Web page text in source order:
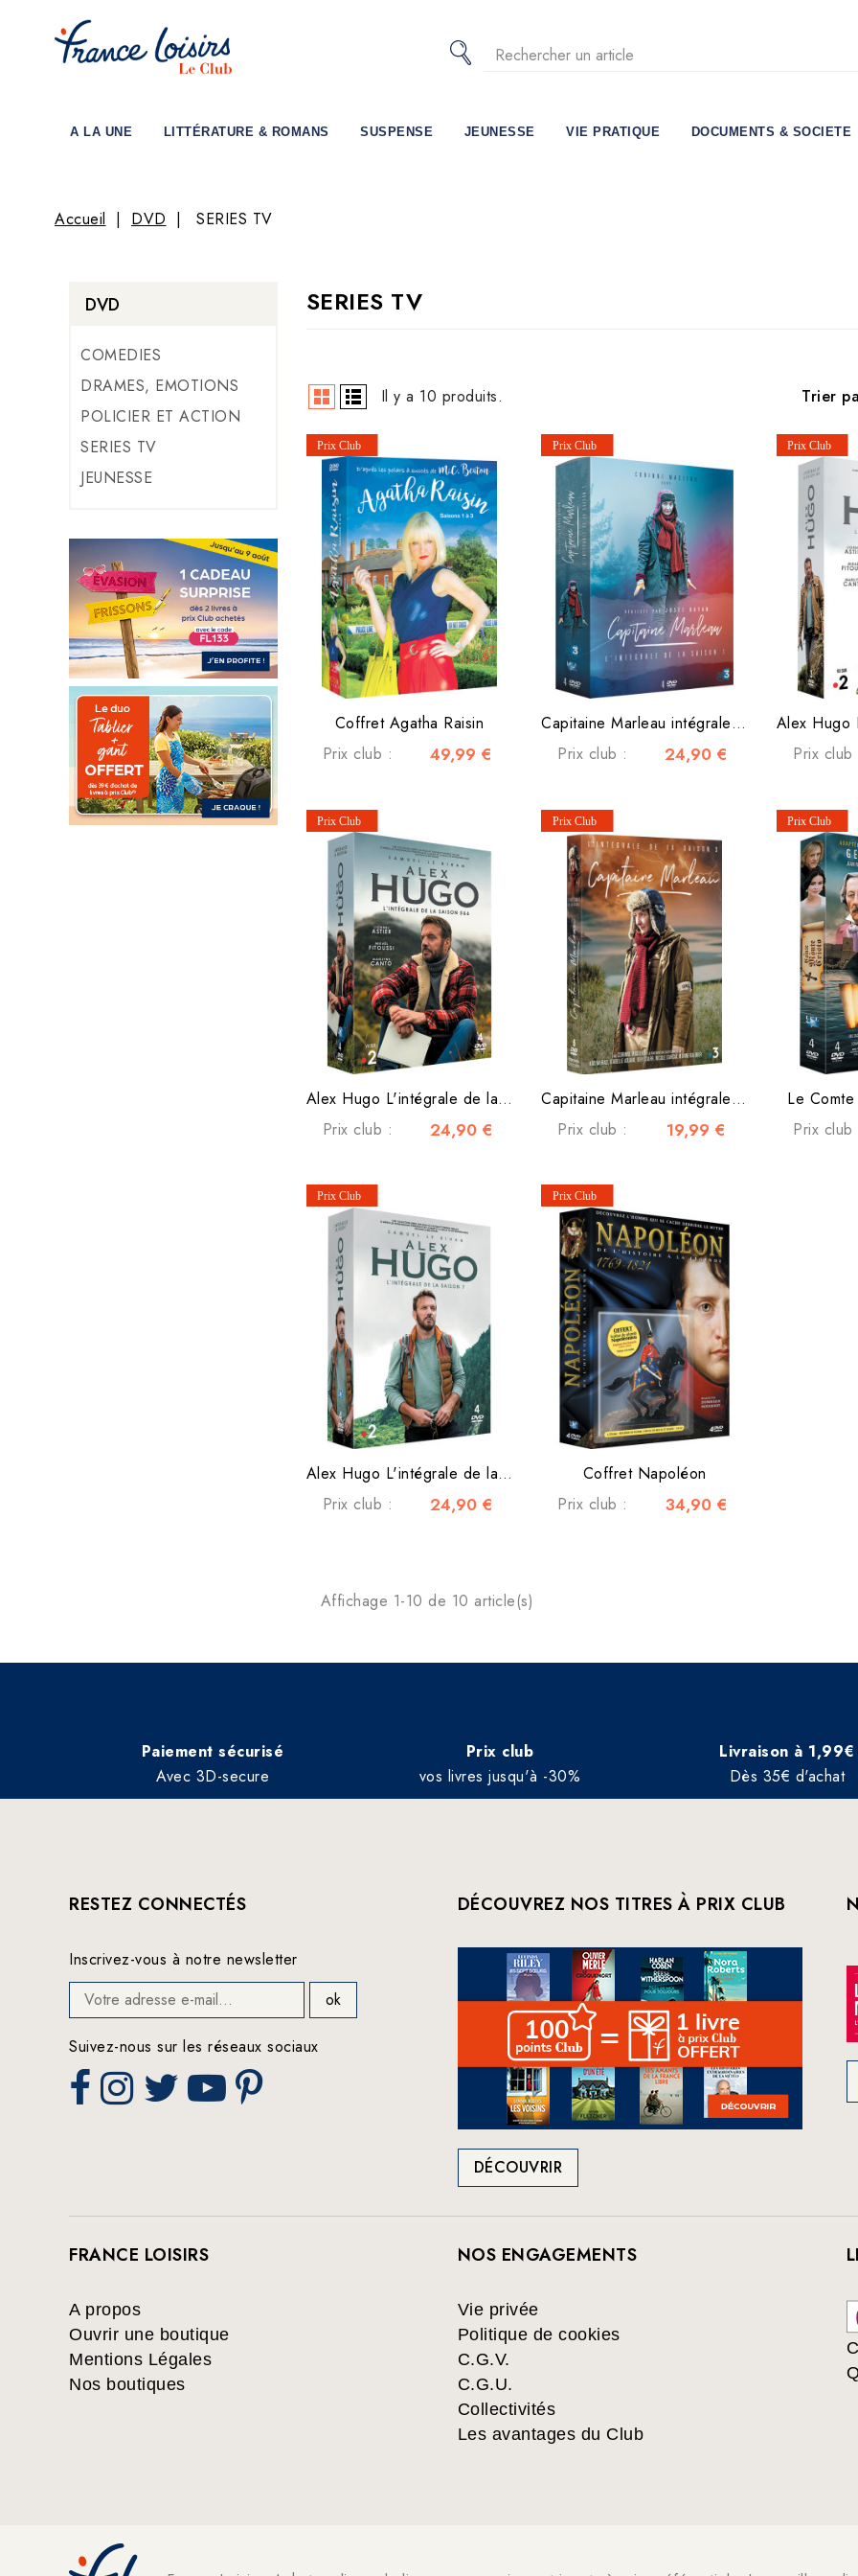
A LA UNE LITTÉRATURE & ROMANS SUSPENSE JEUNESSE VIE PRATIQUE DOCUMENTS & SOCIETE
Accueil DVD SERIES TV
DVD
COMEDIES
DRAMES, EMOTIONS
POLICIER ET ACTION
SERIES TV
JEUNESSE
SERIES TV
Il y a 10 produits. Trier
Coffret Agatha Raisin
Prix club :
49,99 €
Capitaine Marleau intégrale saison 1
Prix club :
24,90 € Prix
Alex Hugo L'intégrale de la saison 5 & 6
Prix club :
24,90 €
Capitaine Marleau intégrale saison 3
Prix club :
19,99 €
Le
Prix
Alex Hugo L'intégrale de la saison 7
Prix club :
24,90 €
Coffret Napoléon
Prix club :
34,90 €
Affichage 1-10 de 10 article(s)
Paiement sécurisé
Avec 3D-secure
Prix club
vos livres jusqu'à -30%
Livraison à 1,99€
Dès 35€ d'achat
RESTEZ CONNECTÉS
Inscrivez-vous à notre newsletter
Suivez-nous sur les réseaux sociaux
DÉCOUVREZ NOS TITRES À PRIX CLUB
DÉCOUVRIR
FRANCE LOISIRS
A propos
Ouvrir une boutique
Mentions Légales
Nos boutiques
NOS ENGAGEMENTS
Vie privée
Politique de cookies
C.G.V.
C.G.U.
Collectivités
Les avantages du Club